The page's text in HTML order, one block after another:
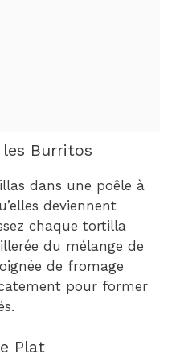
Burritos
dans une poêle à
deviennent
chaque tortilla
du mélange de
de fromage
pour former
Plat